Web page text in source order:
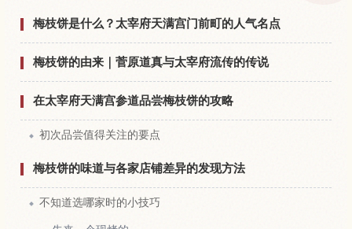
梅枝饼是什么？太宰府天满宫门前町的人气名点
梅枝饼的由来｜菅原道真与太宰府流传的传说
在太宰府天满宫参道品尝梅枝饼的攻略
初次品尝值得关注的要点
梅枝饼的味道与各家店铺差异的发现方法
不知道选哪家时的小技巧